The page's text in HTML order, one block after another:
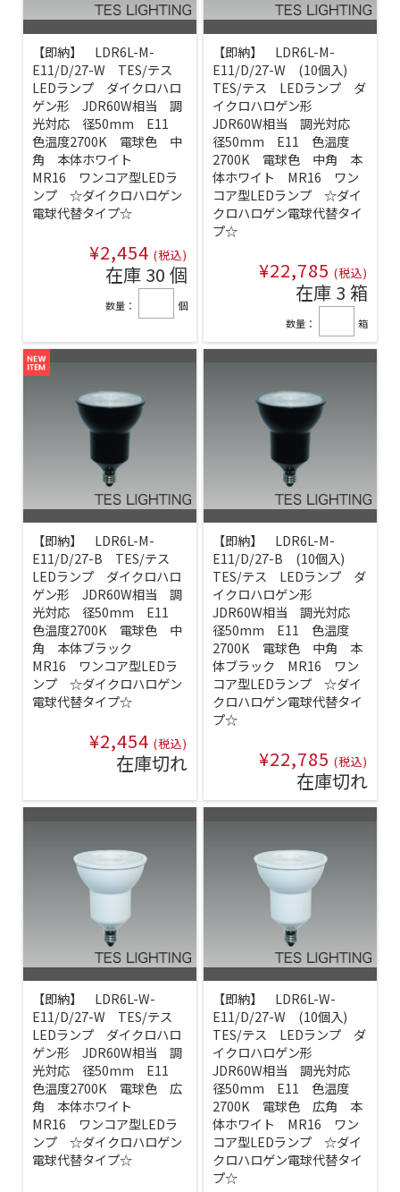
【即納】 LDR6L-M-
E11/D/27-W TES/テス
LEDランプ ダイクロハロ
ゲン形 JDR60W相当 調
光対応 径50mm E11
色温度2700K 電球色 中
角 本体ホワイト
MR16 ワンコア型LEDラ
ンプ ☆ダイクロハロゲン
電球代替タイプ☆
¥2,454 (税込)
在庫 30 個
数量： 個
【即納】 LDR6L-M-
E11/D/27-W (10個入)
TES/テス LEDランプ ダ
イクロハロゲン形
JDR60W相当 調光対応
径50mm E11 色温度
2700K 電球色 中角 本
体ホワイト MR16 ワン
コア型LEDランプ ☆ダイ
クロハロゲン電球代替タイ
プ☆
¥22,785 (税込)
在庫 3 箱
数量： 箱
【即納】 LDR6L-M-
E11/D/27-B TES/テス
LEDランプ ダイクロハロ
ゲン形 JDR60W相当 調
光対応 径50mm E11
色温度2700K 電球色 中
角 本体ブラック
MR16 ワンコア型LEDラ
ンプ ☆ダイクロハロゲン
電球代替タイプ☆
¥2,454 (税込)
在庫切れ
【即納】 LDR6L-M-
E11/D/27-B (10個入)
TES/テス LEDランプ ダ
イクロハロゲン形
JDR60W相当 調光対応
径50mm E11 色温度
2700K 電球色 中角 本
体ブラック MR16 ワン
コア型LEDランプ ☆ダイ
クロハロゲン電球代替タイ
プ☆
¥22,785 (税込)
在庫切れ
【即納】 LDR6L-W-
E11/D/27-W TES/テス
LEDランプ ダイクロハロ
ゲン形 JDR60W相当 調
光対応 径50mm E11
色温度2700K 電球色 広
角 本体ホワイト
MR16 ワンコア型LEDラ
ンプ ☆ダイクロハロゲン
電球代替タイプ☆
【即納】 LDR6L-W-
E11/D/27-W (10個入)
TES/テス LEDランプ ダ
イクロハロゲン形
JDR60W相当 調光対応
径50mm E11 色温度
2700K 電球色 広角 本
体ホワイト MR16 ワン
コア型LEDランプ ☆ダイ
クロハロゲン電球代替タイ
プ☆